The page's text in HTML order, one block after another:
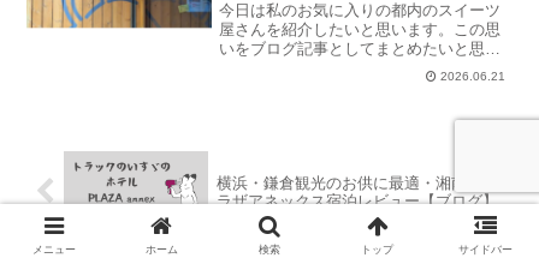
今日は私のお気に入りの都内のスイーツ
屋さんを紹介したいと思います。この思
いをブログ記事としてまとめたいと思い
ます。スカイツリーの喧騒を抜けて、下
町へ東京スカイツリーの観光を終え、少
2026.06.21
横浜・鎌倉観光のお供に最適・湘南台プ
ラザアネックス宿泊レビュー【ブログ】
メニュー ホーム 検索 トップ サイドバー